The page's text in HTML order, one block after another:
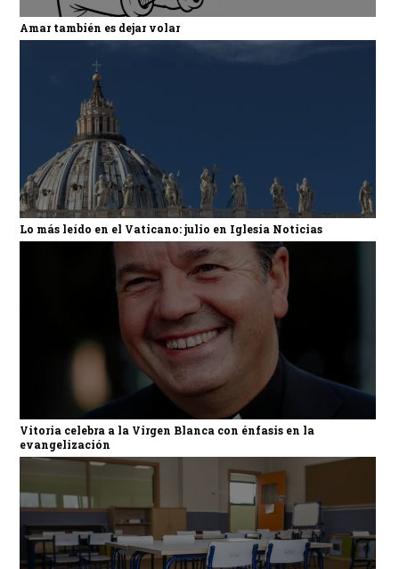
Amar también es dejar volar
Lo más leído en el Vaticano: julio en Iglesia Noticias
Vitoria celebra a la Virgen Blanca con énfasis en la
evangelización